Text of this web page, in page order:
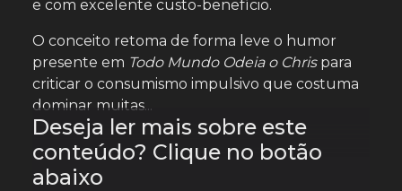
e com excelente custo-benefício.
O conceito retoma de forma leve o humor
presente em Todo Mundo Odeia o Chrispara
criticar o consumismo impulsivo que costuma
dominar muitas...
Deseja ler mais sobre este
conteúdo? Clique no botão
abaixo